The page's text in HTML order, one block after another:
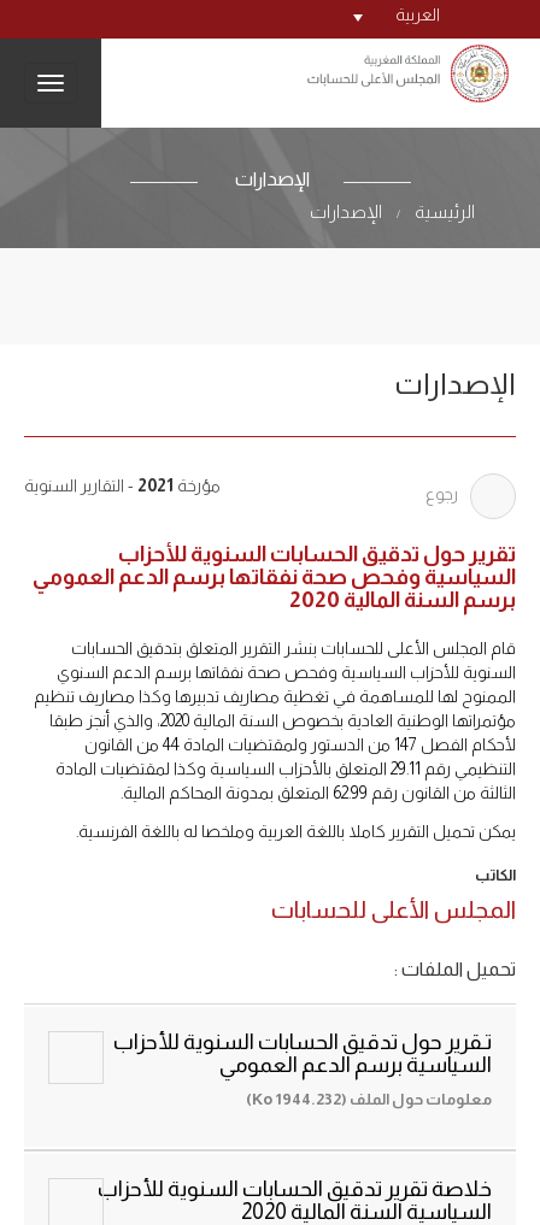
العربية
الإصدارات
الرئيسية
/ الإصدارات
الإصدارات
رجوع مؤرخة 2021 - التقارير السنوية
تقرير حول تدقيق الحسابات السنوية للأحزاب
السياسية وفحص صحة نفقاتها برسم الدعم العمومي
برسم السنة المالية 2020
قام المجلس الأعلى للحسابات بنشر التقرير المتعلق بتدقيق الحسابات
السنوية للأحزاب السياسية وفحص صحة نفقاتها برسم الدعم السنوي
الممنوح لها للمساهمة في تغطية مصاريف تدبيرها وكذا مصاريف تنظيم
مؤتمراتها الوطنية العادية بخصوص السنة المالية 2020، والذي أنجز طبقا
لأحكام الفصل 147 من الدستور ولمقتضيات المادة 44 من القانون
التنظيمي رقم 29.11 المتعلق بالأحزاب السياسية وكذا لمقتضيات المادة
الثالثة من القانون رقم 62.99 المتعلق بمدونة المحاكم المالية.
يمكن تحميل التقرير كاملا باللغة العربية وملخصا له باللغة الفرنسية.
الكاتب
المجلس الأعلى للحسابات
تحميل الملفات :
تـقرير حول تدقيق الحسابات السنوية للأحزاب
السياسية برسم الدعم العمومي
معلومات حول الملف (1944.232 Ko)
خلاصة تقرير تدقيق الحسابات السنوية للأحزاب
السياسية السنة المالية 2020